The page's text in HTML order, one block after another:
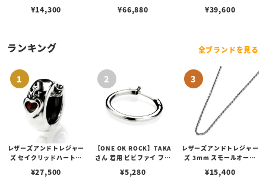
¥14,300 ¥66,880
イコン ダイヤル シルバー
¥39,600
ランキング 全ブランドを見る
レザーズアンドトレジャー
ズ セイクリッドハートピ
¥27,500
【ONE OK ROCK】TAKA
さん 着用 ビビファイ フー
¥5,280
レザーズアンドトレジャー
ズ 3mm スモールオーバ
ブスタークラスプ＆LTロ
¥15,400